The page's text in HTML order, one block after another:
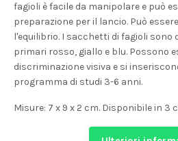
fagioli è facile da manipolare e può
preparazione per il lancio. Può
l'equilibrio. I sacchetti di fagioli sono
primari rosso, giallo e blu. Possono
discriminazione visiva e si
programma di studi 3-6 anni.
Misure: 7 x 9 x 2 cm. Disponibile in 3